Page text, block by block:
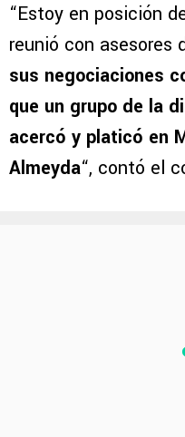
“Estoy en posición
reunió con asesores
sus negociaciones
que un grupo de la
acercó y platicó en
Almeyda“, contó el